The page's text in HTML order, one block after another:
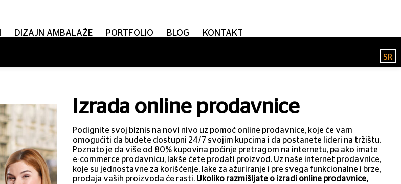
SR
DIZAJN AMBALAŽE PORTFOLIO BLOG KONTAKT
Izrada online prodavnice
Podignite svoj biznis na novi nivo uz pomoć online prodavnice, koje će vam
omogućiti da budete dostupni 24/7 svojim kupcima i da postanete lideri na tržištu.
Poznato je da više od 80% kupovina počinje pretragom na internetu, pa ako imate
e-commerce prodavnicu, lakše ćete prodati proizvod. Uz naše internet prodavnice,
koje su jednostavne za korišćenje, lake za ažuriranje i pre svega funkcionalne i brze,
prodaja vaših proizvoda će rasti. Ukoliko razmišljate o izradi online prodavnice,